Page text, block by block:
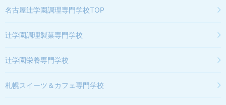
名古屋辻学園調理専門学校TOP
辻学園調理製菓専門学校
辻学園栄養専門学校
札幌スイーツ＆カフェ専門学校